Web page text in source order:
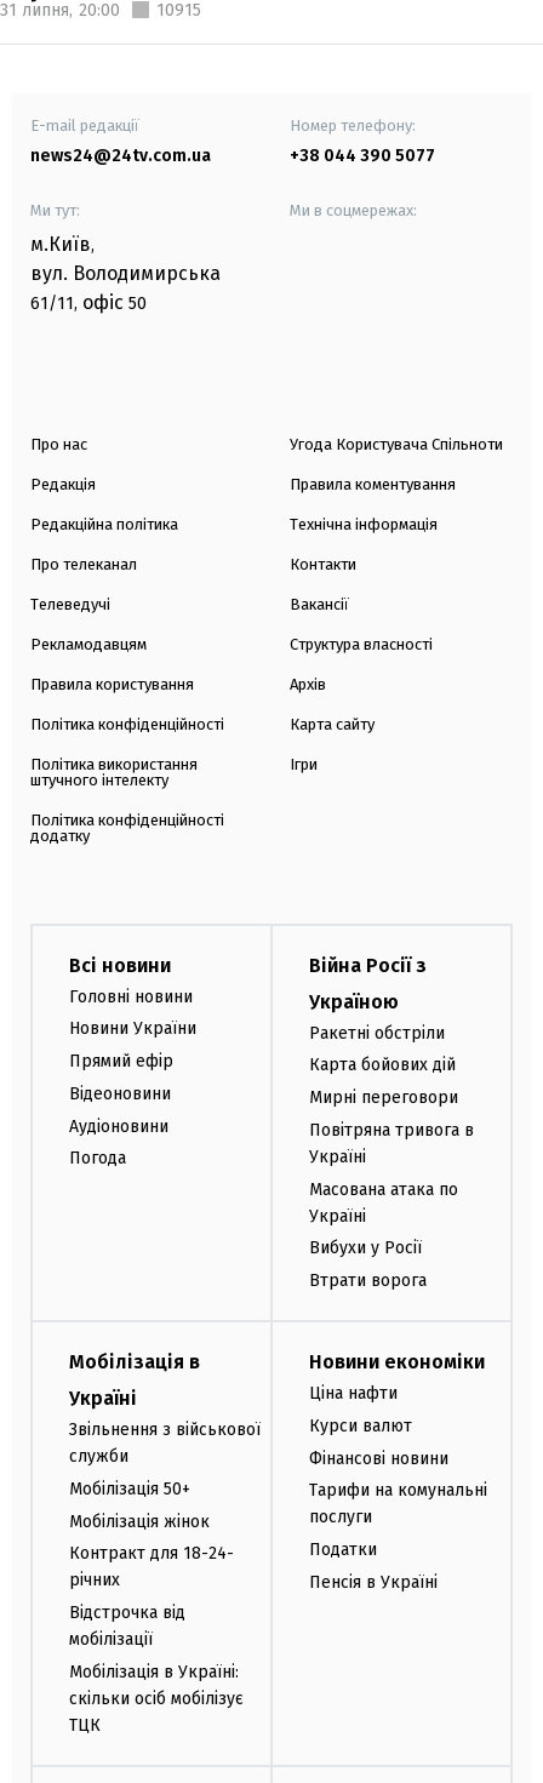
31 липня, 20:00 10915
E-mail редакції
news24@24tv.com.ua
Номер телефону:
+38 044 390 5077
Ми тут:
м.Київ,
вул. Володимирська
61/11, офіс 50
Ми в соцмережах:
Про нас
Редакція
Редакційна політика
Про телеканал
Телеведучі
Рекламодавцям
Правила користування
Політика конфіденційності
Політика використання
штучного інтелекту
Політика конфіденційності
додатку
Угода Користувача Спільноти
Правила коментування
Технічна інформація
Контакти
Вакансії
Структура власності
Архів
Карта сайту
Ігри
Всі новини
Головні новини
Новини України
Прямий ефір
Відеоновини
Аудіоновини
Погода
Війна Росії з
Україною
Ракетні обстріли
Карта бойових дій
Мирні переговори
Повітряна тривога в
Україні
Масована атака по
Україні
Вибухи у Росії
Втрати ворога
Мобілізація в
Україні
Звільнення з військової
служби
Мобілізація 50+
Мобілізація жінок
Контракт для 18-24-
річних
Відстрочка від
мобілізації
Мобілізація в Україні:
скільки осіб мобілізує
ТЦК
Новини економіки
Ціна нафти
Курси валют
Фінансові новини
Тарифи на комунальні
послуги
Податки
Пенсія в Україні